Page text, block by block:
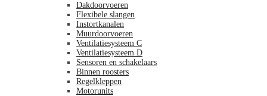
Dakdoorvoeren
Flexibele slangen
Instortkanalen
Muurdoorvoeren
Ventilatiesysteem C
Ventilatiesysteem D
Sensoren en schakelaars
Binnen roosters
Regelkleppen
Motorunits